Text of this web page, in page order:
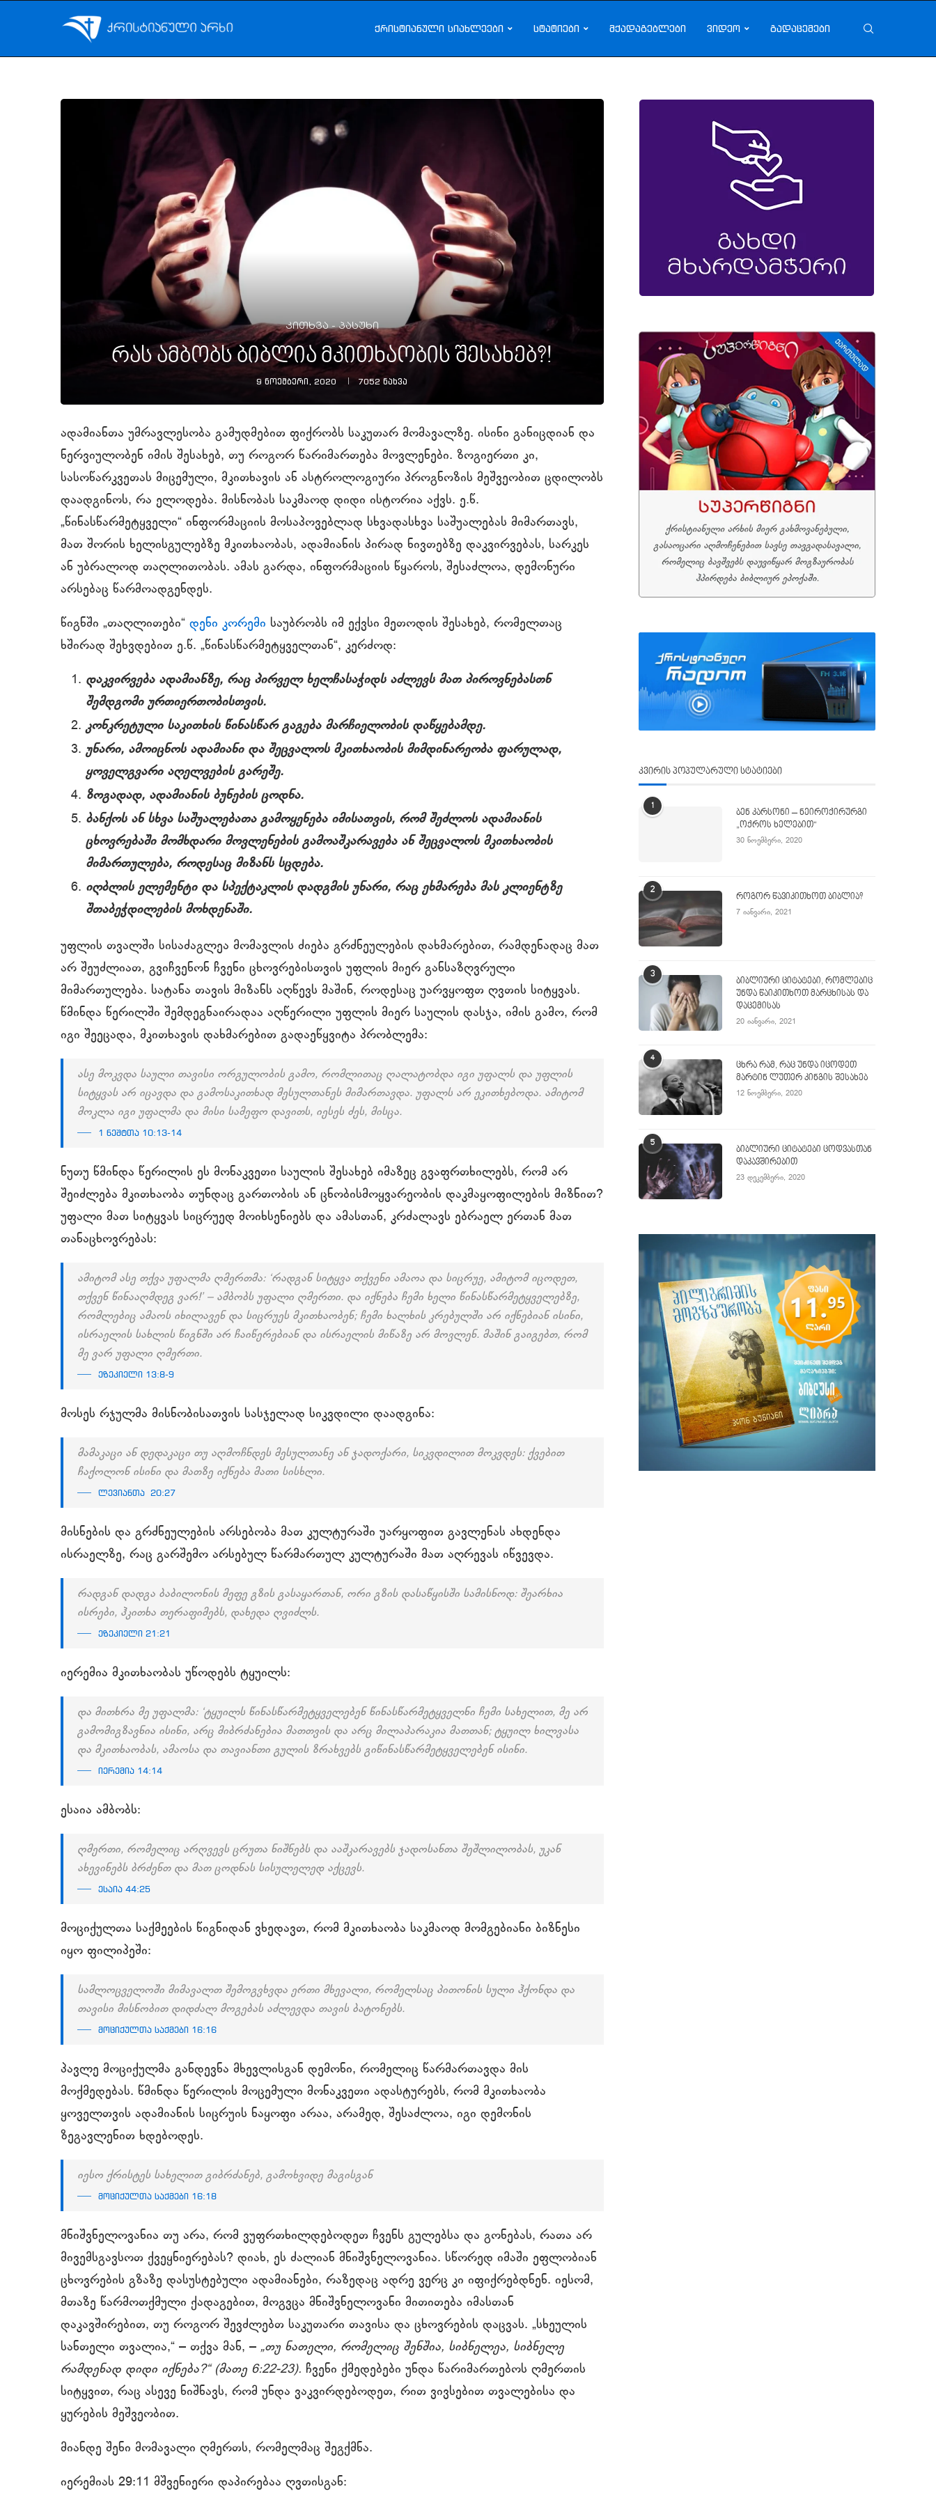
ქრისტიანული სიახლეები სტატიები მქადაგებლები ვიდეო გადაცემები
კითხვა - პასუხი
რას ამბობს ბიბლია მკითხაობის შესახებ?!
9 ნოემბერი, 2020 7052 ნახვა
ადამიანთა უმრავლესობა გამუდმებით ფიქრობს საკუთარ მომავალზე. ისინი განიცდიან და
ნერვიულობენ იმის შესახებ, თუ როგორ წარიმართება მოვლენები. ზოგიერთი კი,
სასოწარკვეთას მიცემული, მკითხავის ან ასტროლოგიური პროგნოზის მეშვეობით ცდილობს
დაადგინოს, რა ელოდება. მისნობას საკმაოდ დიდი ისტორია აქვს. ე.წ.
„წინასწარმეტყველი“ ინფორმაციის მოსაპოვებლად სხვადასხვა საშუალებას მიმართავს,
მათ შორის ხელისგულებზე მკითხაობას, ადამიანის პირად ნივთებზე დაკვირვებას, სარკეს
ან უბრალოდ თაღლითობას. ამას გარდა, ინფორმაციის წყაროს, შესაძლოა, დემონური
არსებაც წარმოადგენდეს.
წიგნში „თაღლითები“ დენი კორემი საუბრობს იმ ექვსი მეთოდის შესახებ, რომელთაც
ხშირად შეხვდებით ე.წ. „წინასწარმეტყველთან“, კერძოდ:
დაკვირვება ადამიანზე, რაც პირველ ხელჩასაჭიდს აძლევს მათ პიროვნებასთნ
შემდგომი ურთიერთობისთვის.
კონკრეტული საკითხის წინასწარ გაგება მარჩიელობის დაწყებამდე.
უნარი, ამოიცნოს ადამიანი და შეცვალოს მკითხაობის მიმდინარეობა ფარულად,
ყოველგვარი აღელვების გარეშე.
ზოგადად, ადამიანის ბუნების ცოდნა.
ბანქოს ან სხვა საშუალებათა გამოყენება იმისათვის, რომ შეძლოს ადამიანის
ცხოვრებაში მომხდარი მოვლენების გამოაშკარავება ან შეცვალოს მკითხაობის
მიმართულება, როდესაც მიზანს სცდება.
იღბლის ელემენტი და სპექტაკლის დადგმის უნარი, რაც ეხმარება მას კლიენტზე
შთაბეჭდილების მოხდენაში.
უფლის თვალში სისაძაგლეა მომავლის ძიება გრძნეულების დახმარებით, რამდენადაც მათ
არ შეუძლიათ, გვიჩვენონ ჩვენი ცხოვრებისთვის უფლის მიერ განსაზღვრული
მიმართულება. სატანა თავის მიზანს აღწევს მაშინ, როდესაც უარვყოფთ ღვთის სიტყვას.
წმინდა წერილში შემდეგნაირადაა აღწერილი უფლის მიერ საულის დასჯა, იმის გამო, რომ
იგი შეეცადა, მკითხავის დახმარებით გადაეწყვიტა პრობლემა:
ასე მოკვდა საული თავისი ორგულობის გამო, რომლითაც ღალატობდა იგი უფალს და უფლის
სიტყვას არ იცავდა და გამოსაკითხად მესულთანეს მიმართავდა. უფალს არ ეკითხებოდა. ამიტომ
მოკლა იგი უფალმა და მისი სამეფო დავითს, იესეს ძეს, მისცა.
1 ნეშტთა 10:13-14
ნუთუ წმინდა წერილის ეს მონაკვეთი საულის შესახებ იმაზეც გვაფრთხილებს, რომ არ
შეიძლება მკითხაობა თუნდაც გართობის ან ცნობისმოყვარეობის დაკმაყოფილების მიზნით?
უფალი მათ სიტყვას სიცრუედ მოიხსენიებს და ამასთან, კრძალავს ებრაელ ერთან მათ
თანაცხოვრებას:
ამიტომ ასე თქვა უფალმა ღმერთმა: ‘რადგან სიტყვა თქვენი ამაოა და სიცრუე, ამიტომ იცოდეთ,
თქვენ წინააღმდეგ ვარ!’ – ამბობს უფალი ღმერთი. და იქნება ჩემი ხელი წინასწარმეტყველებზე,
რომლებიც ამაოს იხილავენ და სიცრუეს მკითხაობენ; ჩემი ხალხის კრებულში არ იქნებიან ისინი,
ისრაელის სახლის წიგნში არ ჩაიწერებიან და ისრაელის მიწაზე არ მოვლენ. მაშინ გაიგებთ, რომ
მე ვარ უფალი ღმერთი.
ეზეკიელი 13:8-9
მოსეს რჯულმა მისნობისათვის სასჯელად სიკვდილი დაადგინა:
მამაკაცი ან დედაკაცი თუ აღმოჩნდეს მესულთანე ან ჯადოქარი, სიკვდილით მოკვდეს: ქვებით
ჩაქოლონ ისინი და მათზე იქნება მათი სისხლი.
ლევიანთა 20:27
მისნების და გრძნეულების არსებობა მათ კულტურაში უარყოფით გავლენას ახდენდა
ისრაელზე, რაც გარშემო არსებულ წარმართულ კულტურაში მათ აღრევას იწვევდა.
რადგან დადგა ბაბილონის მეფე გზის გასაყართან, ორი გზის დასაწყისში სამისნოდ: შეარხია
ისრები, ჰკითხა თერაფიმებს, დახედა ღვიძლს.
ეზეკიელი 21:21
იერემია მკითხაობას უწოდებს ტყუილს:
და მითხრა მე უფალმა: ‘ტყუილს წინასწარმეტყველებენ წინასწარმეტყველნი ჩემი სახელით, მე არ
გამომიგზავნია ისინი, არც მიბრძანებია მათთვის და არც მილაპარაკია მათთან; ტყუილ ხილვასა
და მკითხაობას, ამაოსა და თავიანთი გულის ზრახვებს გიწინასწარმეტყველებენ ისინი.
იერემია 14:14
ესაია ამბობს:
ღმერთი, რომელიც არღვევს ცრუთა ნიშნებს და ააშკარავებს ჯადოსანთა შეშლილობას, უკან
ახევინებს ბრძენთ და მათ ცოდნას სისულელედ აქცევს.
ესაია 44:25
მოციქულთა საქმეების წიგნიდან ვხედავთ, რომ მკითხაობა საკმაოდ მომგებიანი ბიზნესი
იყო ფილიპეში:
სამლოცველოში მიმავალთ შემოგვხვდა ერთი მხევალი, რომელსაც პითონის სული ჰქონდა და
თავისი მისნობით დიდძალ მოგებას აძლევდა თავის ბატონებს.
მოციქულთა საქმები 16:16
პავლე მოციქულმა განდევნა მხევლისგან დემონი, რომელიც წარმართავდა მის
მოქმედებას. წმინდა წერილის მოცემული მონაკვეთი ადასტურებს, რომ მკითხაობა
ყოველთვის ადამიანის სიცრუის ნაყოფი არაა, არამედ, შესაძლოა, იგი დემონის
ზეგავლენით ხდებოდეს.
იესო ქრისტეს სახელით გიბრძანებ, გამოხვიდე მაგისგან
მოციქულთა საქმები 16:18
მნიშვნელოვანია თუ არა, რომ ვუფრთხილდებოდეთ ჩვენს გულებსა და გონებას, რათა არ
მივემსგავსოთ ქვეყნიერებას? დიახ, ეს ძალიან მნიშვნელოვანია. სწორედ იმაში ეფლობიან
ცხოვრების გზაზე დასუსტებული ადამიანები, რაზედაც ადრე ვერც კი იფიქრებდნენ. იესომ,
მთაზე წარმოთქმული ქადაგებით, მოგვცა მნიშვნელოვანი მითითება იმასთან
დაკავშირებით, თუ როგორ შევძლებთ საკუთარი თავისა და ცხოვრების დაცვას. „სხეულის
სანთელი თვალია,“ – თქვა მან, – „თუ ნათელი, რომელიც შენშია, სიბნელეა, სიბნელე
რამდენად დიდი იქნება?“ (მათე 6:22-23). ჩვენი ქმედებები უნდა წარიმართებოს ღმერთის
სიტყვით, რაც ასევე ნიშნავს, რომ უნდა ვაკვირდებოდეთ, რით ვივსებით თვალებისა და
ყურების მეშვეობით.
მიანდე შენი მომავალი ღმერთს, რომელმაც შეგქმნა.
იერემიას 29:11 მშვენიერი დაპირებაა ღვთისგან:
კვირის პოპულარული სტატიები
1
ბენ კარსონი – ნეიროქირურგი
„ოქროს ხელებით“
30 ნოემბერი, 2020
2
როგორ წავიკითხოთ ბიბლია?
7 იანვარი, 2021
3
ბიბლიური ციტატები, რომლებიც
უნდა წაიკითხოთ მარცხისას და
დაცემისას
20 იანვარი, 2021
4
ცხრა რამ, რაც უნდა იცოდეთ
მარტინ ლუთერ კინგის შესახებ
12 ნოემბერი, 2020
5
ბიბლიური ციტატები ცოდვასთან
დაკავშირებით
23 დეკემბერი, 2020